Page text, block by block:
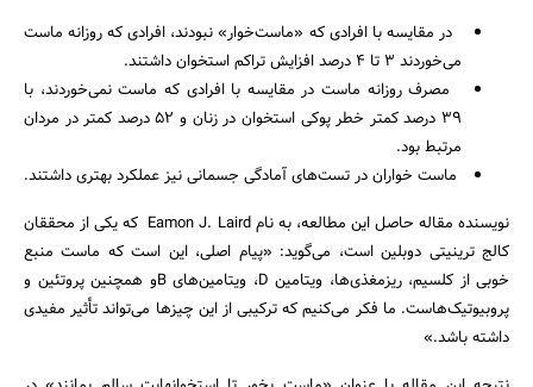
در مقایسه با افرادی که «ماست‌خوار» نبودند، افرادی که روزانه ماست
می‌خوردند 3 تا 4 درصد افزایش تراکم استخوان داشتند.
مصرف روزانه ماست در مقایسه با افرادی که ماست نمی‌خوردند، با
39 درصد کمتر خطر پوکی استخوان در زنان و 52 درصد کمتر در مردان
مرتبط بود.
ماست خواران در تست‌های آمادگی جسمانی نیز عملکرد بهتری داشتند.
نویسنده مقاله حاصل این مطالعه، به نام Eamon J. Laird که یکی از محققان
کالج ترینیتی دوبلین است، می‌گوید: «پیام اصلی، این است که ماست منبع
خوبی از کلسیم، ریزمغذی‌ها، ویتامین D، ویتامین‌های Bو همچنین پروتئین و
پروبیوتیک‌هاست. ما فکر می‌کنیم که ترکیبی از این چیزها می‌تواند تأثیر مفیدی
داشته باشد.»